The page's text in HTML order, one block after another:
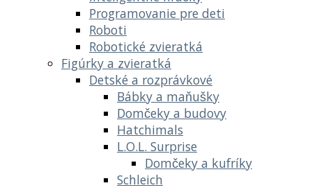
Programovanie pre deti
Roboti
Robotické zvieratká
Figúrky a zvieratká
Detské a rozprávkové
Bábky a maňušky
Domčeky a budovy
Hatchimals
L.O.L. Surprise
Domčeky a kufríky
Schleich